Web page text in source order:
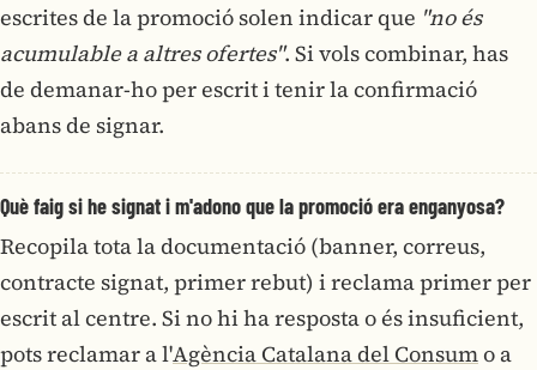
escrites de la promoció solen indicar que "no és
acumulable a altres ofertes". Si vols combinar, has
de demanar-ho per escrit i tenir la confirmació
abans de signar.
Què faig si he signat i m'adono que la promoció era enganyosa?
Recopila tota la documentació (banner, correus,
contracte signat, primer rebut) i reclama primer per
escrit al centre. Si no hi ha resposta o és insuficient,
pots reclamar a l'Agència Catalana del Consumo a